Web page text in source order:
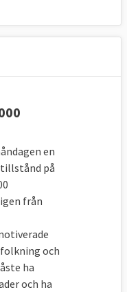
ska EU-
barn).
att anordna
skyddsbehov
deras
tas
åtta
migranterna
en
på
från
och
ha
och ha